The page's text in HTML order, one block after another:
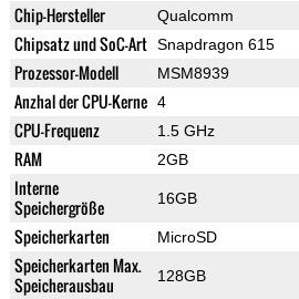
Chip-Hersteller Qualcomm
Chipsatz und SoC-Art Snapdragon 615
Prozessor-Modell MSM8939
Anzhal der CPU-Kerne 4
CPU-Frequenz 1.5 GHz
RAM 2GB
Interne
Speichergröße
16GB
Speicherkarten MicroSD
Speicherkarten Max.
Speicherausbau
128GB